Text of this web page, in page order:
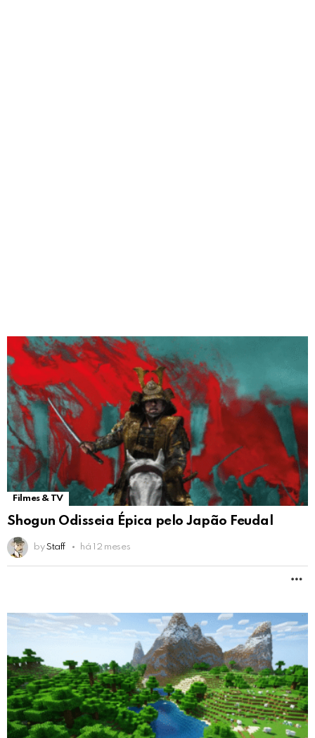
Filmes & TV
Shogun Odisseia Épica pelo Japão Feudal
by Staff há 12 meses